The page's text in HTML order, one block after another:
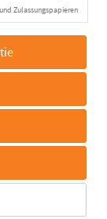
Zulassungspapieren